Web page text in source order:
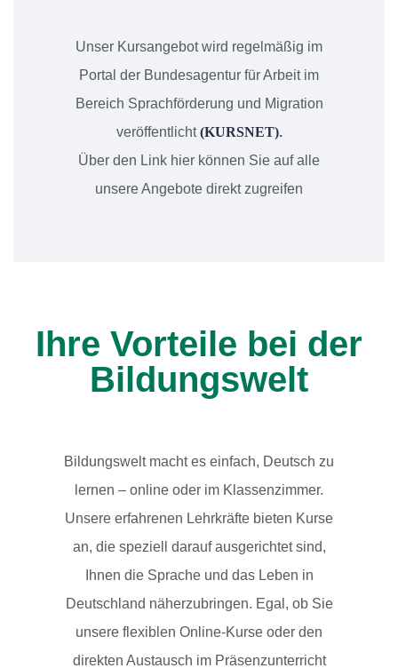
Unser Kursangebot wird regelmäßig im
Portal der Bundesagentur für Arbeit im
Bereich Sprachförderung und Migration
veröffentlicht(KURSNET).
Über den Link hier können Sie auf alle
unsere Angebote direkt zugreifen
Ihre Vorteile bei der
Bildungswelt
Bildungswelt macht es einfach, Deutsch zu
lernen – online oder im Klassenzimmer.
Unsere erfahrenen Lehrkräfte bieten Kurse
an, die speziell darauf ausgerichtet sind,
Ihnen die Sprache und das Leben in
Deutschland näherzubringen. Egal, ob Sie
unsere flexiblen Online-Kurse oder den
direkten Austausch im Präsenzunterricht